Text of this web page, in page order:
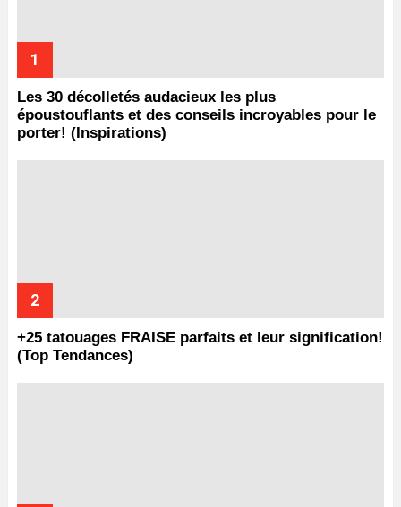
Les 30 décolletés audacieux les plus
époustouflants et des conseils incroyables pour le
porter! (Inspirations)
+25 tatouages ​​FRAISE parfaits et leur signification!
(Top Tendances)